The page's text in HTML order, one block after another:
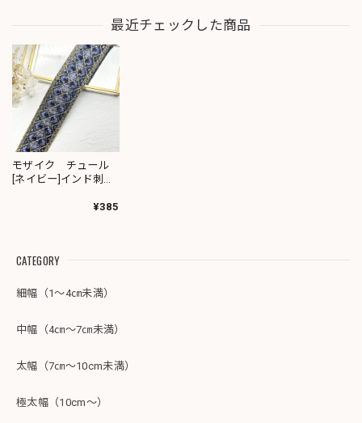
最近チェックした商品
モザイク チュール
[ネイビー]インド刺繍
¥385
CATEGORY
細幅（1～4㎝未満）
中幅（4㎝～7㎝未満）
太幅（7㎝～10cm未満）
極太幅（10cm～）